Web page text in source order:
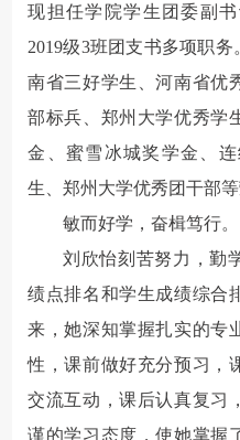
现担任学院学生团委副书
2019级3班团支书多项职
南省三好学生、河南省优
部标兵、郑州大学优秀学
金、蜜雪冰城奖学金、
生、郑州大学优秀团干部等
敏而好学，奋楫笃行。
刘欣怡刻苦努力，勤
绩点排名和学生成绩综合
来，她深知掌握扎实的专
性，课前做好充分预习，
交流互动，课后认真复习
谨的学习态度，使她掌握